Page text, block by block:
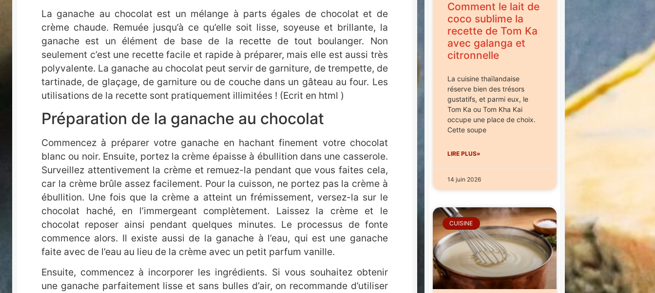
La ganache au chocolat est un mélange à parts égales de chocolat et de
crème chaude. Remuée jusqu’à ce qu’elle soit lisse, soyeuse et brillante, la
ganache est un élément de base de la recette de tout boulanger. Non
seulement c’est une recette facile et rapide à préparer, mais elle est aussi très
polyvalente. La ganache au chocolat peut servir de garniture, de trempette, de
tartinade, de glaçage, de garniture ou de couche dans un gâteau au four. Les
utilisations de la recette sont pratiquement illimitées ! (Ecrit en html )
Préparation de la ganache au chocolat
Commencez à préparer votre ganache en hachant finement votre chocolat
blanc ou noir. Ensuite, portez la crème épaisse à ébullition dans une casserole.
Surveillez attentivement la crème et remuez-la pendant que vous faites cela,
car la crème brûle assez facilement. Pour la cuisson, ne portez pas la crème à
ébullition. Une fois que la crème a atteint un frémissement, versez-la sur le
chocolat haché, en l’immergeant complètement. Laissez la crème et le
chocolat reposer ainsi pendant quelques minutes. Le processus de fonte
commence alors. Il existe aussi de la ganache à l’eau, qui est une ganache
faite avec de l’eau au lieu de la crème avec un petit parfum vanille.
Ensuite, commencez à incorporer les ingrédients. Si vous souhaitez obtenir
une ganache parfaitement lisse et sans bulles d’air, on recommande d’utiliser
Comment le lait de
coco sublime la
recette de Tom Ka
avec galanga et
citronnelle
La cuisine thaïlandaise
réserve bien des trésors
gustatifs, et parmi eux, le
Tom Ka ou Tom Kha Kai
occupe une place de choix.
Cette soupe
LIRE PLUS»
14 juin 2026
CUISINE